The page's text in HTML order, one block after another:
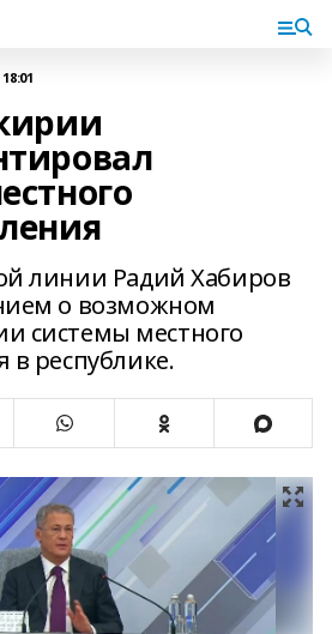
линии Радий Хабиров
о возможном
системы местного
в республике.